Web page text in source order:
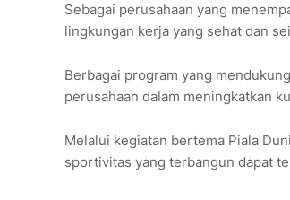
Sebagai perusahaan yang
lingkungan kerja yang sehat dan
Berbagai program yang
perusahaan dalam meningkatkan
Melalui kegiatan bertema Piala
sportivitas yang terbangun dapat